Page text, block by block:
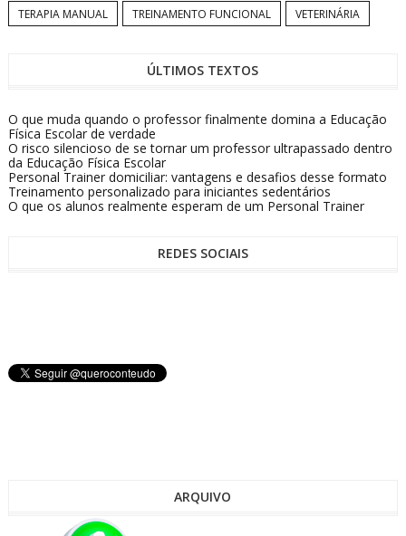
TERAPIA MANUAL
TREINAMENTO FUNCIONAL VETERINÁRIA
ÚLTIMOS TEXTOS
O que muda quando o professor finalmente domina a Educação
Física Escolar de verdade
O risco silencioso de se tornar um professor ultrapassado dentro
da Educação Física Escolar
Personal Trainer domiciliar: vantagens e desafios desse formato
Treinamento personalizado para iniciantes sedentários
O que os alunos realmente esperam de um Personal Trainer
REDES SOCIAIS
ARQUIVO